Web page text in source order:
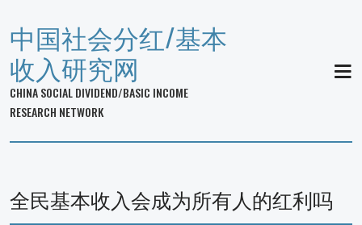
中国社会分红/基本
收入研究网
CHINA SOCIAL DIVIDEND/BASIC INCOME
RESEARCH NETWORK
全民基本收入会成为所有人的红利吗